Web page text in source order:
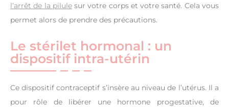
l’arrêt de la pilulesur votre corps et votre santé. Cela vous
permet alors de prendre des précautions.
Le stérilet hormonal : un
dispositif intra-utérin
Ce dispositif contraceptif s’insère au niveau de l’utérus. Il a
pour rôle de libérer une hormone progestative, de